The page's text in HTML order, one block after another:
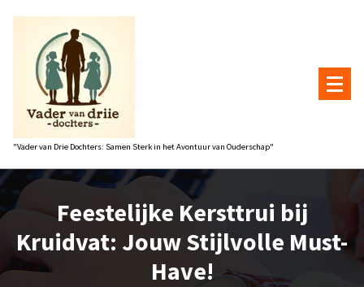
"Vader van Drie Dochters: Samen Sterk in het Avontuur van Ouderschap"
Feestelijke Kersttrui bij
Kruidvat: Jouw Stijlvolle Must-
Have!